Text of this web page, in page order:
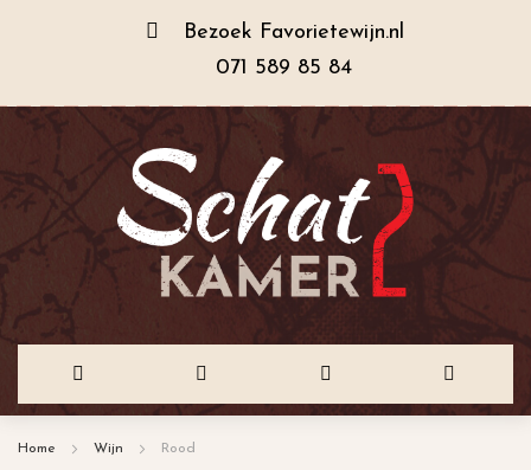
Bezoek Favorietewijn.nl
071 589 85 84
Home Wijn Rood